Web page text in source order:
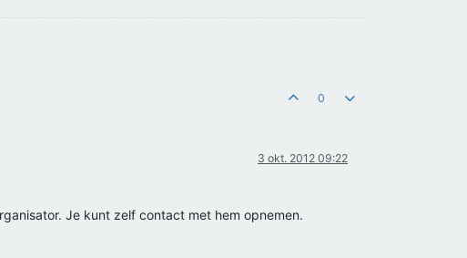
0
3 okt. 2012 09:22
Je kunt zelf contact met hem opnemen.